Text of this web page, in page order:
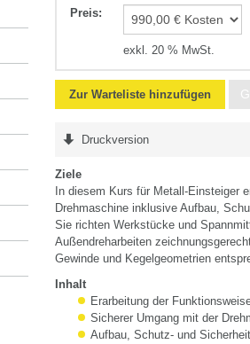
Preis:
exkl. 20 % MwSt.
Zur Warteliste hinzufügen
Druckversion
Ziele
In diesem Kurs für Metall-Einsteiger
Drehmaschine inklusive Aufbau,
Sie richten Werkstücke und
Außendreharbeiten
Gewinde und Kegelgeometrien
Inhalt
Erarbeitung der
Sicherer Umgang mit der
Aufbau, Schutz- und